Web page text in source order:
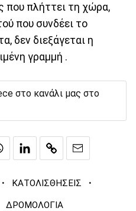
που πλήττει τη χώρα,
που συνδέει το
δεν διεξάγεται η
γραμμή .
στο κανάλι μας στο
· ΚΑΤΟΛΙΣΘΗΣΕΙΣ ·
ΔΡΟΜΟΛΟΓΙΑ